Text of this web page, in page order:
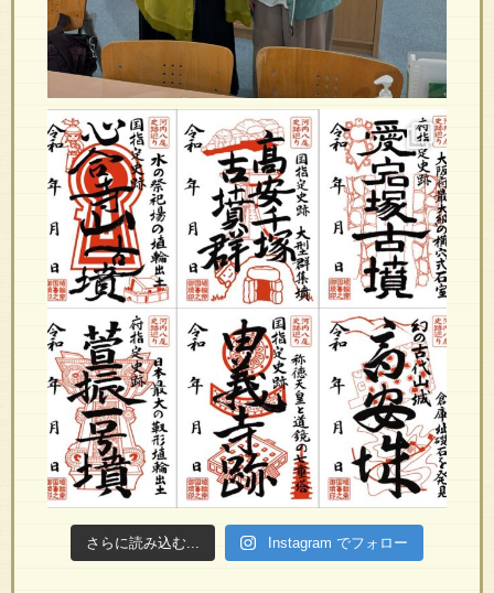
さらに読み込む... Instagram でフォロー